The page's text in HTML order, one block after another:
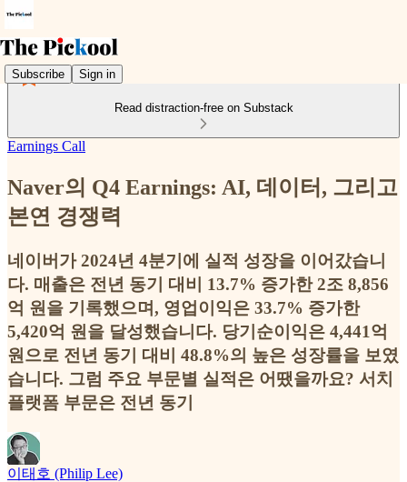
Subscribe Sign in
Read distraction-free on Substack
Earnings Call
Naver의 Q4 Earnings: AI, 데이터, 그리고
본연 경쟁력
네이버가 2024년 4분기에 실적 성장을 이어갔습니
다. 매출은 전년 동기 대비 13.7% 증가한 2조 8,856
억 원을 기록했으며, 영업이익은 33.7% 증가한
5,420억 원을 달성했습니다. 당기순이익은 4,441억
원으로 전년 동기 대비 48.8%의 높은 성장률을 보였
습니다. 그럼 주요 부문별 실적은 어땠을까요? 서치
플랫폼 부문은 전년 동기
이태호 (Philip Lee)